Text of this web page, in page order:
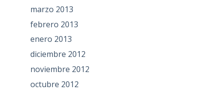
marzo 2013
febrero 2013
enero 2013
diciembre 2012
noviembre 2012
octubre 2012